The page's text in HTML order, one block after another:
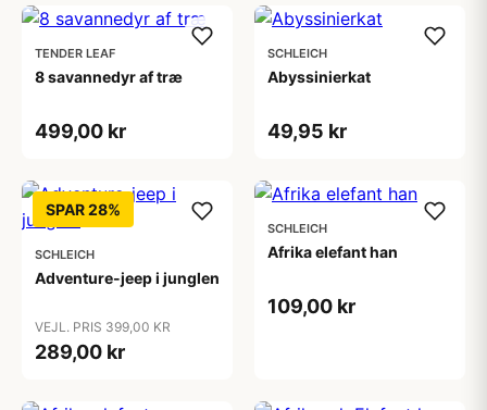
TENDER LEAF
8 savannedyr af træ
499,00 kr
SCHLEICH
Abyssinierkat
49,95 kr
SPAR 28%
SCHLEICH
Adventure-jeep i junglen
VEJL. PRIS 399,00 KR
289,00 kr
SCHLEICH
Afrika elefant han
109,00 kr